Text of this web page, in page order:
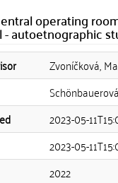
operating
- autoetnographic
Zvoníčková,
2023-05-
2023-05-
2022